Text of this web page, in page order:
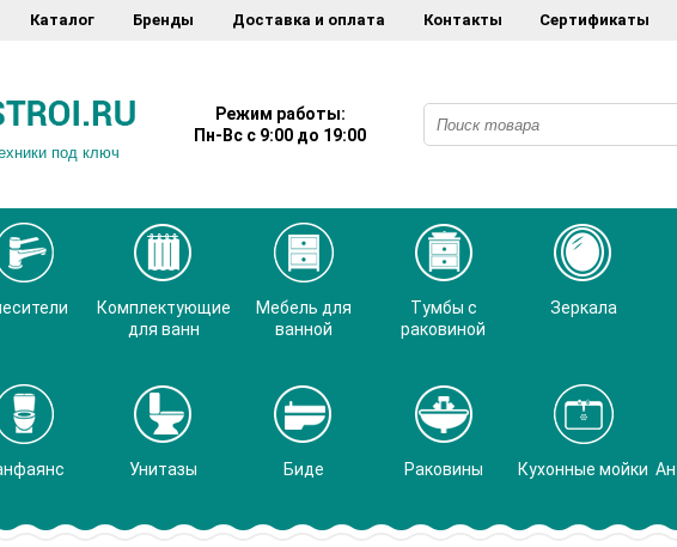
Каталог Бренды Доставка и оплата Контакты Сертификаты
под ключ
Режим работы:
Пн-Вс с 9:00 до 19:00
Комплектующие
для ванн
Мебель для
ванной
Тумбы с
раковиной
Зеркала
Унитазы Биде Раковины Кухонные мойки